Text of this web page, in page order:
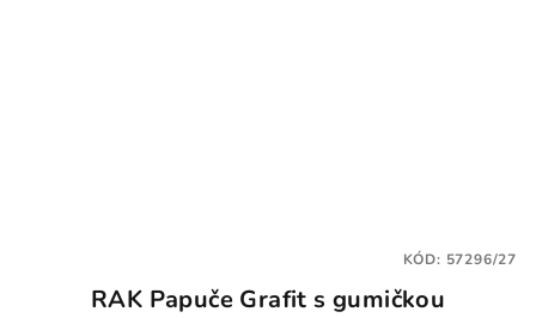
RAK Papuče Grafit s gumičkou
KÓD: 57296/27